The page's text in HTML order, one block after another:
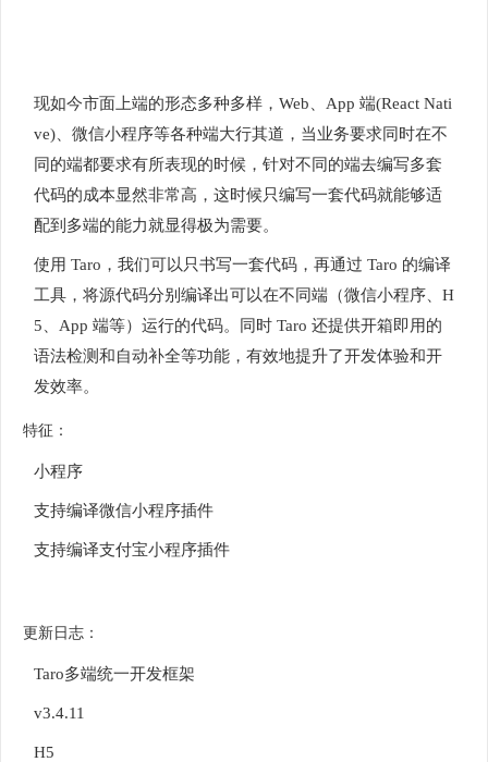
现如今市面上端的形态多种多样，Web、App 端(React Nati
ve)、微信小程序等各种端大行其道，当业务要求同时在不
同的端都要求有所表现的时候，针对不同的端去编写多套
代码的成本显然非常高，这时候只编写一套代码就能够适
配到多端的能力就显得极为需要。
使用 Taro，我们可以只书写一套代码，再通过 Taro 的编译
工具，将源代码分别编译出可以在不同端（微信小程序、H
5、App 端等）运行的代码。同时 Taro 还提供开箱即用的
语法检测和自动补全等功能，有效地提升了开发体验和开
发效率。
特征：
小程序
支持编译微信小程序插件
支持编译支付宝小程序插件
更新日志：
Taro多端统一开发框架
v3.4.11
H5